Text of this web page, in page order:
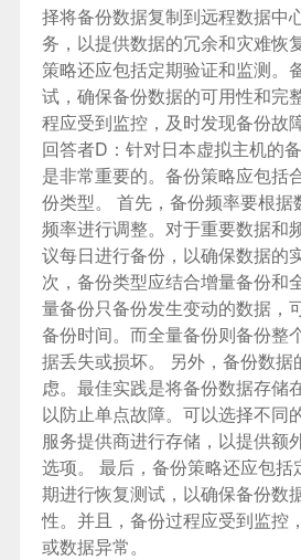
择将备份数据复制到远程数据中
务，以提供数据的冗余和灾难恢
策略还应包括定期验证和监测。
试，确保备份数据的可用性和完
程应受到监控，及时发现备份故
回答者D： 针对日本虚拟主机的
是非常重要的。备份策略应包括
份类型。 首先，备份频率要根据
频率进行调整。对于重要数据和
议每日进行备份，以确保数据的
次，备份类型应结合增量备份和
量备份只备份发生变动的数据，
备份时间。而全量备份则备份整
据丢失或损坏。 另外，备份数
虑。最佳实践是将备份数据存储
以防止单点故障。可以选择不同
服务提供商进行存储，以提供额
选项。 最后，备份策略还应包括
期进行恢复测试，以确保备份数
性。并且，备份过程应受到监控
或数据异常。